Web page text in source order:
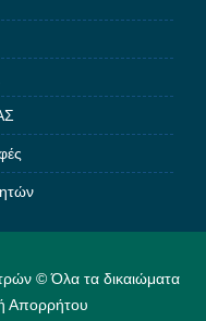
© Όλα τα δικαιώματα
Απορρήτου